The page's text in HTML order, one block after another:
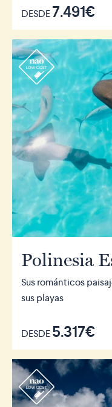
DESDE7.491€
r
Polinesia
Sus románticos
sus playas
DESDE5.317€
r